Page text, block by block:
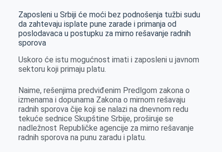
b
o
k
e
n
e
r
e
d
n
r
s
A
p
l
Zaposleni u Srbiji će moći bez podnošenja tužbi sudu
da zahtevaju isplate pune zarade i primanja od
poslodavaca u postupku za mirno rešavanje radnih
sporova
Uskoro će istu mogućnost imati i zaposleni u javnom
sektoru koji primaju platu.
Naime, rešenjima predviđenim Predlgom zakona o
izmenama i dopunama Zakona o mirnom rešavaju
radnih sporova čije koji se nalazi na dnevnom redu
tekuće sednice Skupštine Srbije, proširuje se
nadležnost Republičke agencije za mirno rešavanje
radnih sporova na punu zaradu i platu.